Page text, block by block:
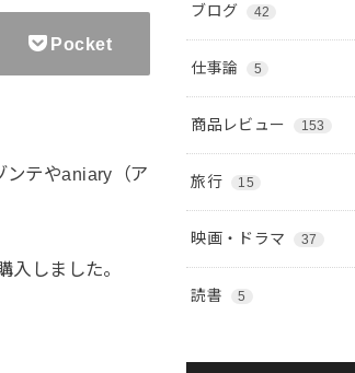
Pocket
ンテやaniary（ア
しました。
ブログ 42
仕事論 5
商品レビュー 153
旅行 15
映画・ドラマ 37
読書 5